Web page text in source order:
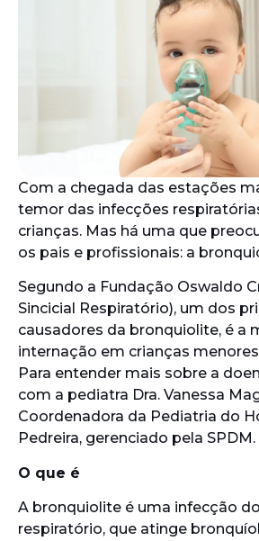
Com a chegada das estações
temor das infecções
crianças. Mas há uma que
os pais e profissionais: a
Segundo a Fundação Oswaldo
Sincicial Respiratório), um dos
causadores da bronquiolite, é a
internação em crianças
Para entender mais sobre a
com a pediatra Dra. Vanessa
Coordenadora da Pediatria do
Pedreira, gerenciado pela SPDM.
O que é
A bronquiolite é uma infecção
respiratório, que atinge